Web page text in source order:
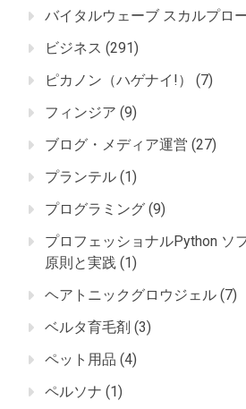
バイタルウェーブ スカルプロ
ビジネス (291)
ピカノン（ハゲナイ!）
(7)
フィンジア (9)
ブログ・メディア運営 (27)
プランテル (1)
プログラミング (9)
プロフェッショナルPython ソ
原則と実践 (1)
ヘアトニックグロウジェル (7)
ベルタ育毛剤 (3)
ペット用品 (4)
ペルソナ (1)